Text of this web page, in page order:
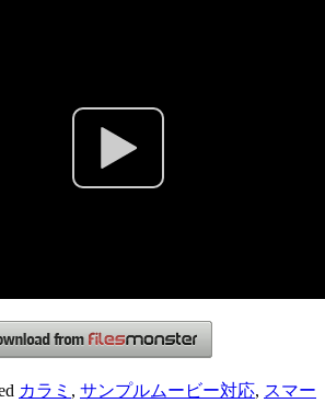
カラミ , サンプルムービー対応, スマー